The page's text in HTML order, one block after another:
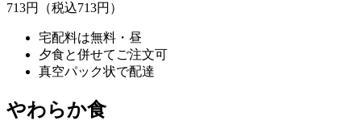
713円 （税込713円）
宅配料は無料・昼
夕食と併せてご注文可
真空パック状で配達
やわらか食